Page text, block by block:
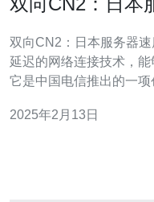
双向CN2：日本服务器速度更快 双向CN2是
延迟的网络连接技术，能
它是中国电信推出的一
洲地区的互联网枢纽，拥
2025年2月13日